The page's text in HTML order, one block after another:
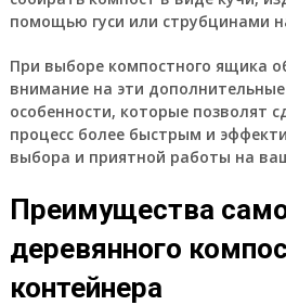
помощью гуси или струбцинами
При выборе компостного ящика
внимание на эти
особенности, которые позволят
процесс более быстрым и
выбора и приятной работы на
Преимущества
деревянного
контейнера